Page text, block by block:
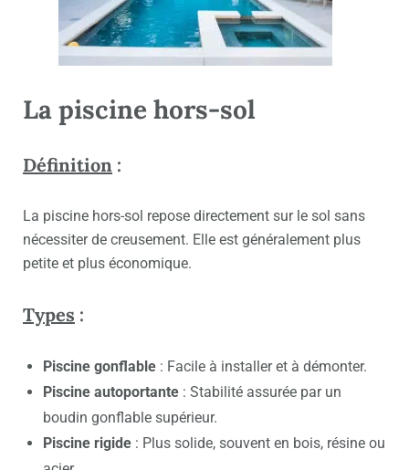
La piscine hors-sol
Définition :
La piscine hors-sol repose directement sur le sol sans
nécessiter de creusement. Elle est généralement plus
petite et plus économique.
Types :
Piscine gonflable : Facile à installer et à démonter.
Piscine autoportante : Stabilité assurée par un
boudin gonflable supérieur.
Piscine rigide : Plus solide, souvent en bois, résine ou